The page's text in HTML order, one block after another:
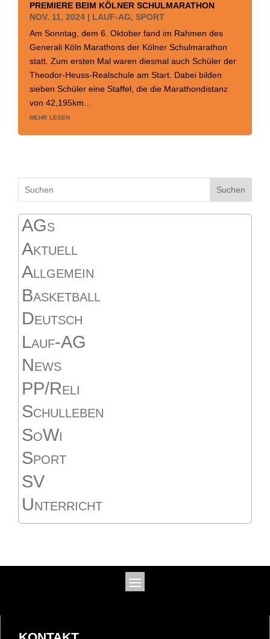
PREMIERE BEIM KÖLNER SCHULMARATHON
NOV. 11, 2024 | LAUF-AG, SPORT
Am Sonntag, dem 6. Oktober fand im Rahmen des
Generali Köln Marathons der Kölner Schulmarathon
statt. Zum ersten Mal waren diesmal auch Schüler der
Theodor-Heuss-Realschule am Start. Dabei bilden
sieben Schüler eine Staffel, die die Marathondistanz
von 42,195km...
mehr lesen
Suchen
AGs
Aktuell
Allgemein
Basketball
Deutsch
Lauf-AG
News
PP/Reli
Schulleben
SoWi
Sport
SV
Unterricht